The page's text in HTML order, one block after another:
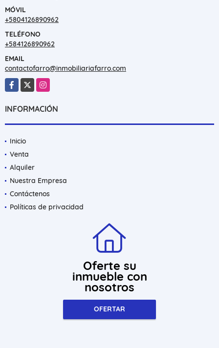
MÓVIL
+5804126890962
TELÉFONO
+584126890962
EMAIL
contactofarro@inmobiliariafarro.com
Facebook
X Instagram
INFORMACIÓN
Inicio
Venta
Alquiler
Nuestra Empresa
Contáctenos
Políticas de privacidad
Oferte su
inmueble con
nosotros
OFERTAR